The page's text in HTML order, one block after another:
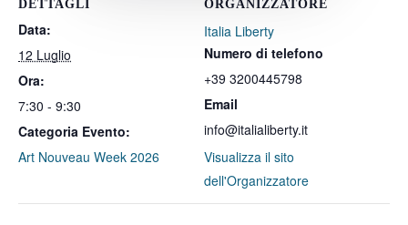
DETTAGLI
Data:
12 Luglio
Ora:
7:30 - 9:30
Categoria Evento:
Art Nouveau Week 2026
ORGANIZZATORE
Italia Liberty
Numero di telefono
+39 3200445798
Email
info@italialiberty.it
Visualizza il sito
dell'Organizzatore